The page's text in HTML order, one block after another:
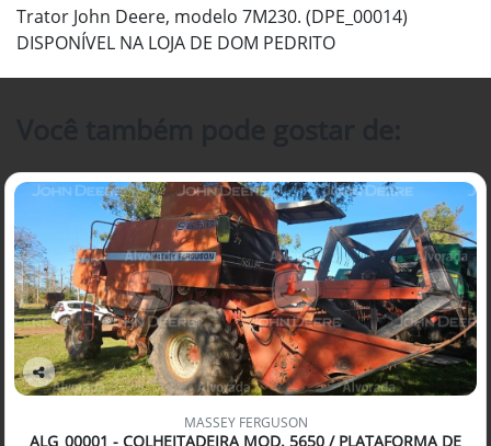
Trator John Deere, modelo 7M230. (DPE_00014)
DISPONÍVEL NA LOJA DE DOM PEDRITO
Co
arti
MASSEY FERGUSON
ALG_00001 - COLHEITADEIRA MOD. 5650 / PLATAFORMA DE